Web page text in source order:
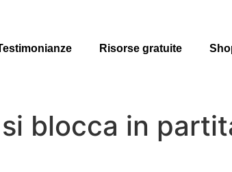
Risorse gratuite
blocca in